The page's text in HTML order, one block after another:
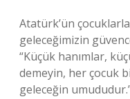
Atatürk’ün
geleceğimizin
“Küçük hanımlar,
demeyin, her çocuk
geleceğin